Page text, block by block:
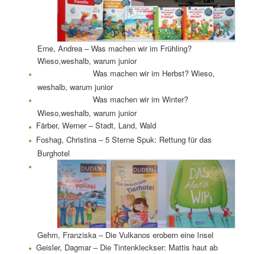
Erne, Andrea – Was machen wir im Frühling?
Wieso,weshalb, warum junior
Was machen wir im Herbst? Wieso,
weshalb, warum junior
Was machen wir im Winter?
Wieso,weshalb, warum junior
Färber, Werner – Stadt, Land, Wald
Foshag, Christina – 5 Sterne Spuk: Rettung für das
Burghotel
Gehm, Franziska – Die Vulkanos erobern eine Insel
Geisler, Dagmar – Die Tintenkleckser: Mattis haut ab